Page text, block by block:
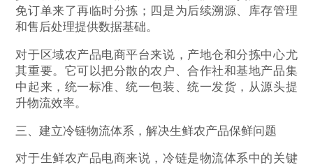
免订单来了再临时分拣；四是为后续溯源、库存管理
和售后处理提供数据基础。
对于区域农产品电商平台来说，产地仓和分拣中心尤
其重要。它可以把分散的农户、合作社和基地产品集
中起来，统一标准、统一包装、统一发货，从源头提
升物流效率。
三、建立冷链物流体系，解决生鲜农产品保鲜问题
对于生鲜农产品电商来说，冷链是物流体系中的关键